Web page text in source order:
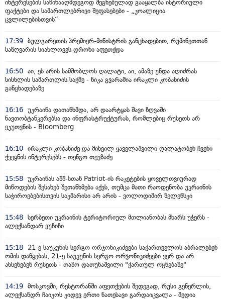
ინტერესების საწინააღმდეგოდ შეგნებულად გააყალბა ისტორიული
ფაქტები და სამართლებრივი შეფასებები - „კოალიცია
ცვლილებისთვის“
17:39 ბულგარეთის პრემიერ-მინისტრის განცხადებით, რუმინეთთან
საზღვარის სიახლოვეს დრონი აფეთქდა
16:50 აი, ეს არის სამშობლოს ღალატი, აი, ამაზე უნდა აღიძრას
სისხლის სამართლის საქმე - ნიკა გვარამია ირაკლი კობახიძის
განცხადებაზე
16:16 უკრაინა დათანხმდა, არ დაარტყას შავი ზღვაში
ნავთობტანკერებსა და ინფრასტრუქტურას, რომლებიც რუსეთს არ
ეკუთვნის - Bloomberg
16:10 ირაკლი კობახიძე და მიხეილ ყაველაშვილი ღალატობენ ჩვენი
ქვეყნის ინტერესებს - თენგო თევზაძე
15:58 უკრაინას აშშ-სთან Patriot-ის რაკეტების ყოველთვიურად
მიწოდების შესახებ შეთანხმება აქვს, თუმცა მათი რაოდენობა უკრაინის
საჭიროებებისთვის საკმარისი არ არის - ვოლოდიმირ ზელენსკი
15:48 სერბეთი უკრაინის ტერიტორიულ მთლიანობას მხარს უჭერს -
ალექსანდარ ვუჩიჩი
15:18
21-ე საუკუნის სერგო ორჯონიკიძეები საქართველოს აბრალებენ
ომის დაწყებას, 21-ე საუკუნის სერგო ორჯონიკიძეები ვერ და არ
ახსენებენ რუსეთს - თაზო დათუნაშვილი "ქართულ ოცნებაზე"
14:19 მოსკოვში, რესტორანში აფეთქების შედეგად, რუსი გენერლის,
ალექსანდრ ჩაიკოს კიდევ ერთი ნათესავი გარდაიცვალა - მედია